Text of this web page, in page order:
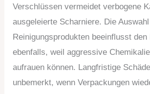
Verschlüssen vermeidet verbogene
ausgeleierte Scharniere. Die
Reinigungsprodukten beeinflusst
ebenfalls, weil aggressive
aufrauen können. Langfristige
unbemerkt, wenn Verpackungen